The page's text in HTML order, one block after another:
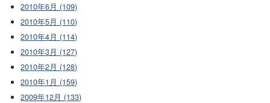
2010年6月 (109)
2010年5月 (110)
2010年4月 (114)
2010年3月 (127)
2010年2月 (128)
2010年1月 (159)
2009年12月 (133)